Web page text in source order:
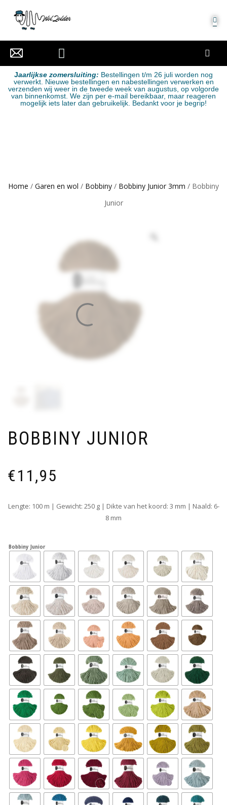
Jaarlijkse zomersluiting: Bestellingen t/m 26 juli worden nog
verwerkt. Nieuwe bestellingen en nabestellingen verwerken en
verzenden wij weer in de tweede week van augustus, op volgorde
van binnenkomst. We zijn per e-mail bereikbaar, maar reageren
mogelijk iets later dan gebruikelijk. Bedankt voor je begrip!
Home / Garen en wol / Bobbiny / Bobbiny Junior 3mm / Bobbiny
Junior
BOBBINY JUNIOR
€11,95
Lengte: 100 m | Gewicht: 250 g | Dikte van het koord: 3 mm | Naald: 6-
8 mm
Bobbiny Junior